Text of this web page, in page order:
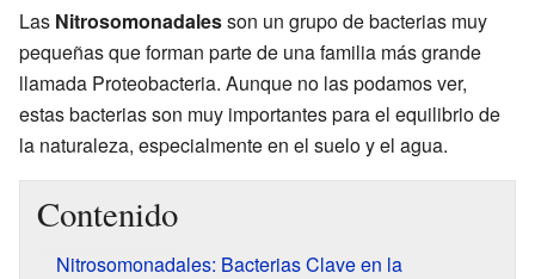
Las Nitrosomonadalesson un grupo de bacterias muy
pequeñas que forman parte de una familia más grande
llamada Proteobacteria. Aunque no las podamos ver,
estas bacterias son muy importantes para el equilibrio de
la naturaleza, especialmente en el suelo y el agua.
Contenido
Nitrosomonadales: Bacterias Clave en la